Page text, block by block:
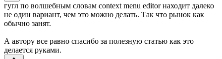
гугл по волшебным словам context menu editor находит далеко
не один вариант, чем это можно делать. Так что рынок как
обычно занят.
А автору все равно спасибо за полезную статью как это
делается руками.